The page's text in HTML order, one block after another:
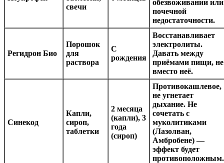
свечи
обезвоживании или
почечной
недостаточности.
Регидрон Био
Порошок
для
раствора
С
рождения
Восстанавливает
электролиты.
Давать между
приёмами пищи, не
вместо неё.
Синекод
Капли,
сироп,
таблетки
2 месяца
(капли), 3
года
(сироп)
Противокашлевое,
не угнетает
дыхание. Не
сочетать с
муколитиками
(Лазолван,
Амбробене) —
эффект будет
противоположным.